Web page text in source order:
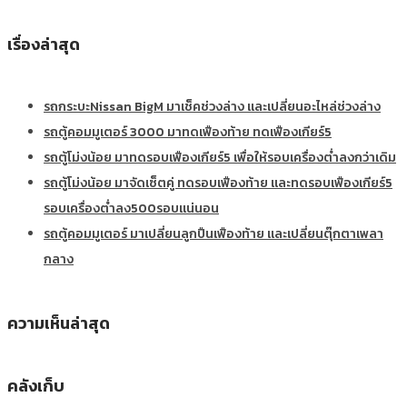
เรื่องล่าสุด
รถกระบะNissan BigM มาเช็คช่วงล่าง และเปลี่ยนอะไหล่ช่วงล่าง
รถตู้คอมมูเตอร์ 3000 มาทดเฟืองท้าย ทดเฟืองเกียร์5
รถตู้โม่งน้อย มาทดรอบเฟืองเกียร์5 เพื่อให้รอบเครื่องต่ำลงกว่าเดิม
รถตู้โม่งน้อย มาจัดเซ็ตคู่ ทดรอบเฟืองท้าย และทดรอบเฟืองเกียร์5
รอบเครื่องต่ำลง500รอบแน่นอน
รถตู้คอมมูเตอร์ มาเปลี่ยนลูกปืนเฟืองท้าย และเปลี่ยนตุ๊กตาเพลา
กลาง
ความเห็นล่าสุด
คลังเก็บ